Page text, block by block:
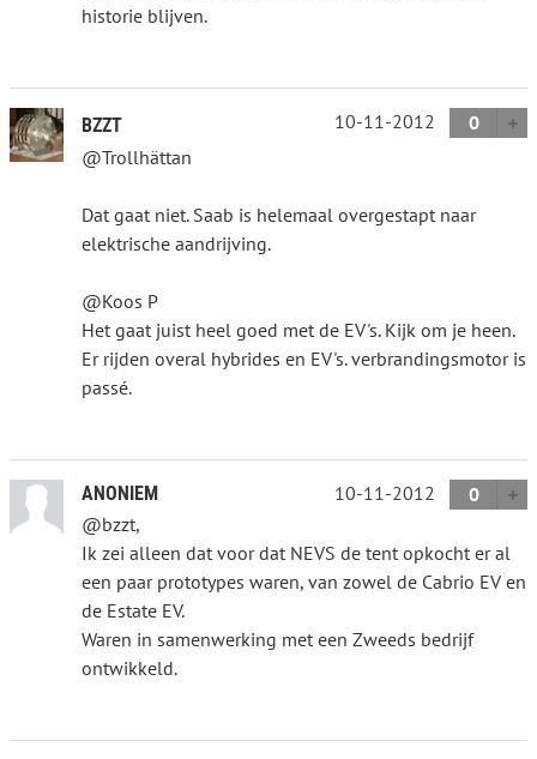
historie blijven.
BZZT 10-11-2012
0
@Trollhättan
Dat gaat niet. Saab is helemaal overgestapt naar
elektrische aandrijving.
@Koos P
Het gaat juist heel goed met de EV's. Kijk om je heen.
Er rijden overal hybrides en EV's. verbrandingsmotor is
passé.
ANONIEM 10-11-2012
0
@bzzt,
Ik zei alleen dat voor dat NEVS de tent opkocht er al
een paar prototypes waren, van zowel de Cabrio EV en
de Estate EV.
Waren in samenwerking met een Zweeds bedrijf
ontwikkeld.